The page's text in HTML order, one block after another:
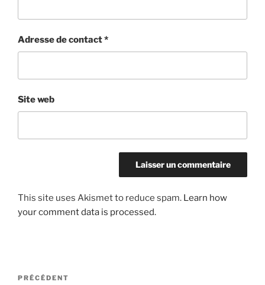
Adresse de contact*
Site web
This site uses Akismet to reduce spam. Learn how
your comment data is processed.
Post
Article
PRÉCÉDENT